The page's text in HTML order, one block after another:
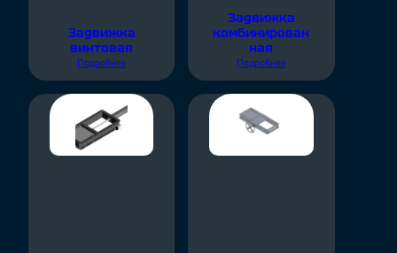
Задвижка
винтовая
Подробнее
Задвижка
комбинирован
ная
Подробнее